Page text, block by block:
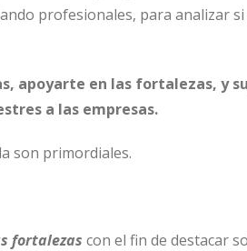
profesionales, para analizar
apoyarte en las fortalezas, y
a las empresas.
son primordiales.
fortalezas con el fin de destacar